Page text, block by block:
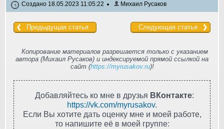
Создано 18.05.2023 11:05:22 Михаил Русаков
Предыдущая статья Следующая статья
Копирование материалов разрешается только с указанием
автора (Михаил Русаков) и индексируемой прямой ссылкой на
сайт (https://myrusakov.ru)!
Добавляйтесь ко мне в друзья ВКонтакте:
https://vk.com/myrusakov.
Если Вы хотите дать оценку мне и моей работе,
то напишите её в моей группе: